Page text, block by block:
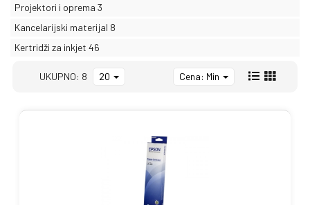
Sve
kategorije
Projektori i oprema 3
Kancelarijski materijal 8
Kertridži za inkjet 46
UKUPNO: 8 20 Cena: Min